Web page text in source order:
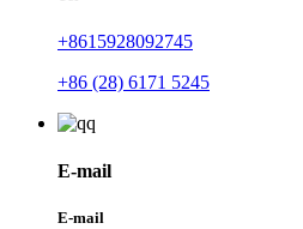
+8615928092745
+86 (28) 6171 5245
E-mail
E-mail